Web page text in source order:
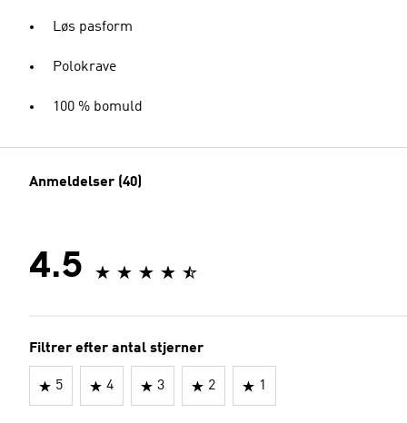
Løs pasform
Polokrave
100 % bomuld
Anmeldelser (40)
4.5
Filtrer efter antal stjerner
5 4 3 2 1